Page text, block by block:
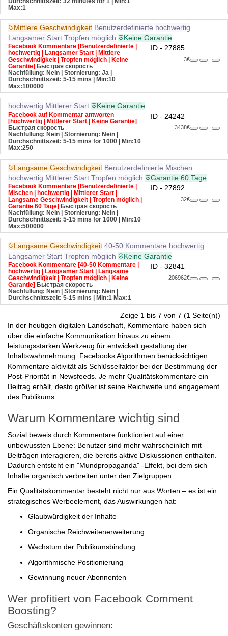
Max:1
Mittlere Geschwindigkeit Benutzerdefinierte hochwertig
Langsamer Start Tropfen möglich Keine Garantie
Facebook Kommentare [Benutzerdefinierte |
hochwertig | Langsamer Start | Mittlere
Geschwindigkeit | Tropfen möglich | Keine
Garantie] Быстрая скорость
Nachfüllung: Nein | Stornierung: Ja |
Durchschnittszeit: 5-15 mins
| Min:10
Max:100000
ID - 27885
3€
hochwertig Mittlerer Start Keine Garantie
Facebook auf Kommentar antworten
[hochwertig | Mittlerer Start | Keine Garantie]
Быстрая скорость
Nachfüllung: Nein | Stornierung: Nein |
Durchschnittszeit: 5-15 mins for 1000
| Min:10
Max:250
ID - 24242
3438€
Langsame Geschwindigkeit Benutzerdefinierte Mischen
hochwertig Mittlerer Start Tropfen möglich Garantie 60 Tage
Facebook Kommentare [Benutzerdefinierte |
Mischen | hochwertig | Mittlerer Start |
Langsame Geschwindigkeit | Tropfen möglich |
Garantie 60 Tage] Быстрая скорость
Nachfüllung: Nein | Stornierung: Nein |
Durchschnittszeit: 5-15 mins for 1000
| Min:10
Max:500000
ID - 27892
32€
Langsame Geschwindigkeit 40-50 Kommentare hochwertig
Langsamer Start Tropfen möglich Keine Garantie
Facebook Kommentare [40-50 Kommentare |
hochwertig | Langsamer Start | Langsame
Geschwindigkeit | Tropfen möglich | Keine
Garantie] Быстрая скорость
Nachfüllung: Nein | Stornierung: Nein |
Durchschnittszeit: 5-15 mins
| Min:1 Max:1
ID - 32841
206962€
Zeige 1 bis 7 von 7 (1 Seite(n))
In der heutigen digitalen Landschaft, Kommentare haben sich
über die einfache Kommunikation hinaus zu einem
leistungsstarken Werkzeug für entwickelt gestaltung der
Inhaltswahrnehmung. Facebooks Algorithmen berücksichtigen
Kommentare aktivität als Schlüsselfaktor bei der Bestimmung der
Post-Priorität in Newsfeeds. Je mehr Qualitätskommentare ein
Beitrag erhält, desto größer ist seine Reichweite und engagement
des Publikums.
Warum Kommentare wichtig sind
Sozial beweis durch Kommentare funktioniert auf einer
unbewussten Ebene: Benutzer sind mehr wahrscheinlich mit
Beiträgen interagieren, die bereits aktive Diskussionen enthalten.
Dadurch entsteht ein "Mundpropaganda" -Effekt, bei dem sich
Inhalte organisch verbreiten unter den Zielgruppen.
Ein Qualitätskommentar besteht nicht nur aus Worten – es ist ein
strategisches Werbeelement, das Auswirkungen hat:
Glaubwürdigkeit der Inhalte
Organische Reichweitenerweiterung
Wachstum der Publikumsbindung
Algorithmische Positionierung
Gewinnung neuer Abonnenten
Wer profitiert von Facebook Comment
Boosting?
Geschäftskonten gewinnen: